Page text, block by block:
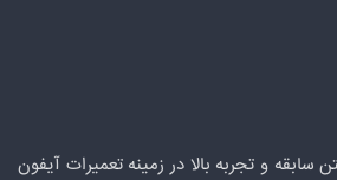
سابقه و تجربه بالا در زمینه تعمیرات آیفون